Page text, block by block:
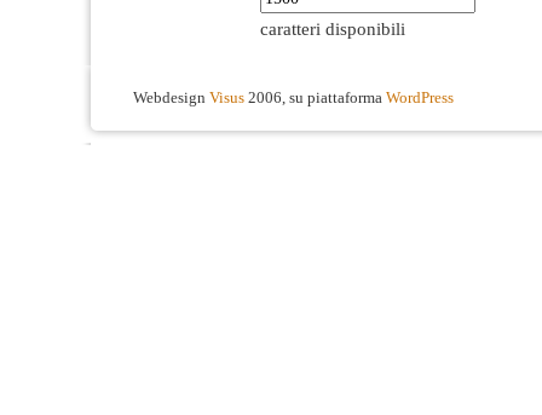
caratteri disponibili
Webdesign Visus 2006, su piattaforma WordPress